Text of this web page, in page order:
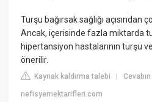
Turşu bağırsak sağlığı açısından
Ancak, içerisinde fazla miktarda
hipertansiyon hastalarının turşu
önerilir.
Kaynak kaldırma talebi |
nefisyemektarifleri.com